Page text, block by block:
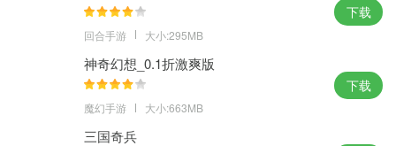
回合手游 大小:295MB
下载
神奇幻想_0.1折激爽版
魔幻手游 大小:663MB
下载
三国奇兵